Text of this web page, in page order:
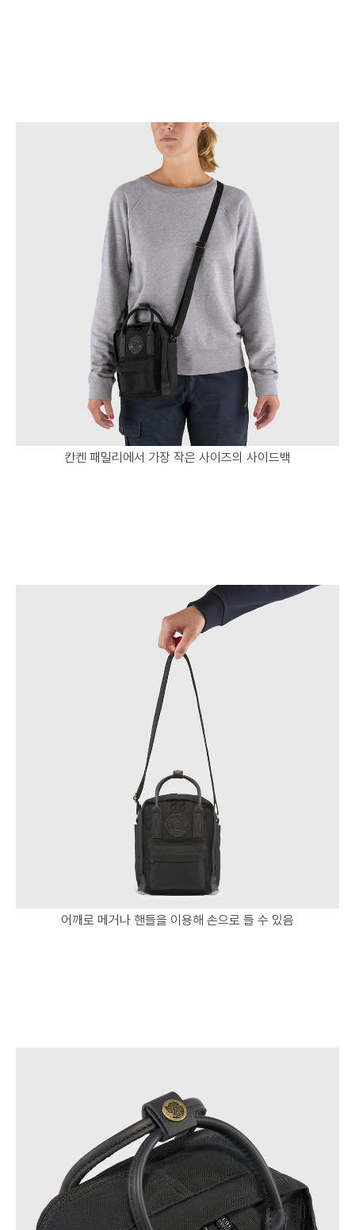
칸켄 패밀리에서 가장 작은 사이즈의 사이드백
어깨로 메거나 핸들을 이용해 손으로 들 수 있음